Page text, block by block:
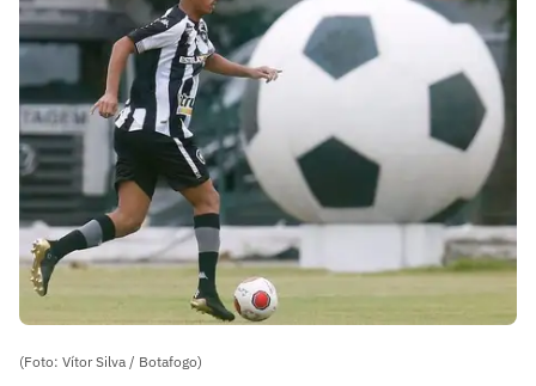
(Foto: Vítor Silva / Botafogo)